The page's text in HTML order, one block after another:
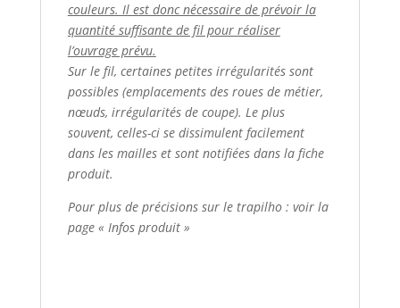
couleurs. Il est donc nécessaire de prévoir la
quantité suffisante de fil pour réaliser
l’ouvrage prévu.
Sur le fil, certaines petites irrégularités sont
possibles (emplacements des roues de métier,
nœuds, irrégularités de coupe). Le plus
souvent, celles-ci se dissimulent facilement
dans les mailles et sont notifiées dans la fiche
produit.
Pour plus de précisions sur le trapilho : voir la
page « Infos produit »